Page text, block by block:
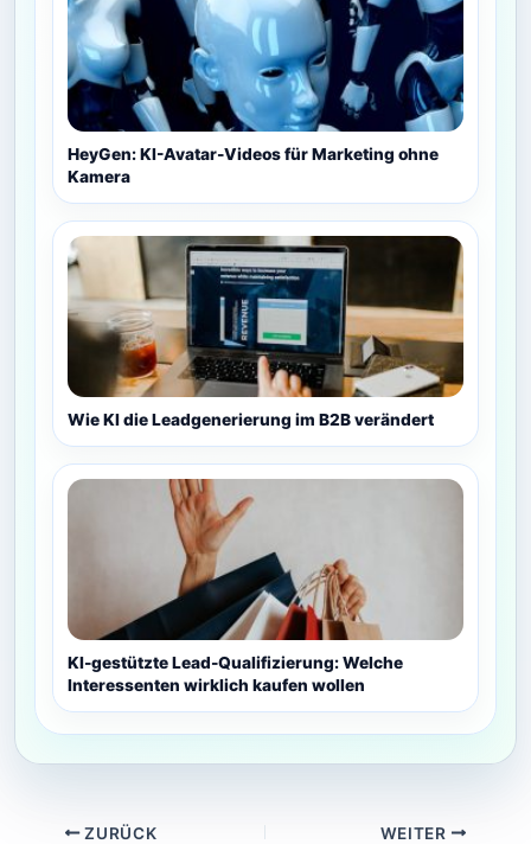
HeyGen: KI-Avatar-Videos für Marketing ohne
Kamera
Wie KI die Leadgenerierung im B2B verändert
KI-gestützte Lead-Qualifizierung: Welche
Interessenten wirklich kaufen wollen
ZURÜCK WEITER